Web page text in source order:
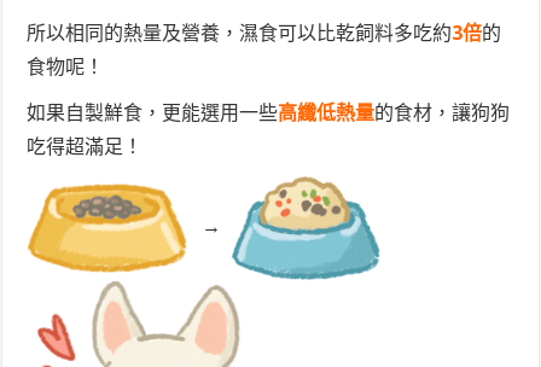
所以相同的熱量及營養，濕食可以比乾飼料多吃約3倍的
食物呢！
如果自製鮮食，更能選用一些高纖低熱量的食材，讓狗狗
吃得超滿足！
→